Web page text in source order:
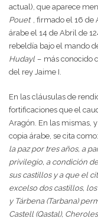
actual), que aparece
Pouet , firmado el 16 de
árabe el 14 de Abril de
rebeldía bajo el mando
Hudayl – más conocido
del rey Jaime I.
En las cláusulas de
fortificaciones que el
Aragón. En las mismas,
copia árabe, se cita como:
la paz por tres años, a
privilegio, a condición
sus castillos y a que el
excelso dos castillos,
y Tárbena (Tarbana)
Castell (Qastal),